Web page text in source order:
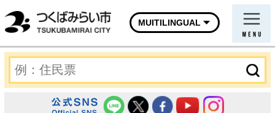
MUITILINGUAL